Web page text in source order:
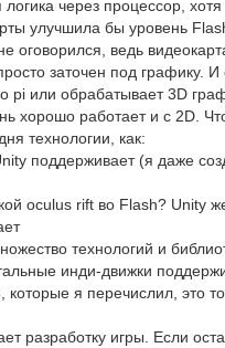
логика через процессор,
улучшила бы уровень
оговорился, ведь
заточен под графику.
pi или обрабатывает 3D
хорошо работает и с 2D.
технологии, как:
поддерживает (я даже
oculus rift во Flash? Unity
технологий и
инди-движки
которые я перечислил, это
разработку игры. Если